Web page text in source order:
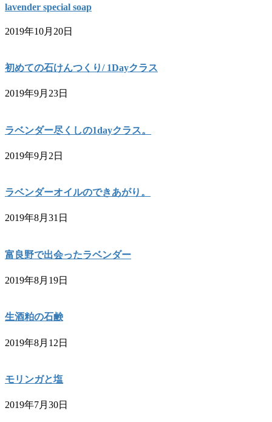
lavender special soap
2019年10月20日
初めての石けんつくり/ 1Dayクラス
2019年9月23日
ラベンダー尽くしの1dayクラス。
2019年9月2日
ラベンダーオイルのできあがり。
2019年8月31日
富良野で出会ったラベンダー
2019年8月19日
生酒粕の石鹸
2019年8月12日
モリンガと塩
2019年7月30日